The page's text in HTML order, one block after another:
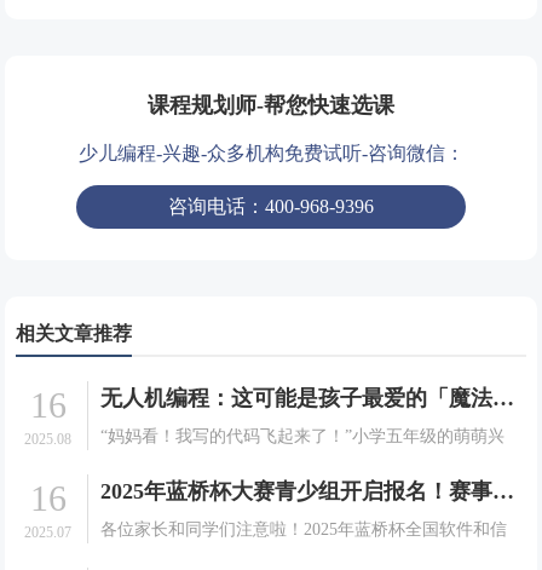
课程规划师-帮您快速选课
少儿编程-兴趣-众多机构免费试听-咨询微信：
咨询电话：400-968-9396
相关文章推荐
16
2025.08
无人机编程：这可能是孩子最爱的「魔法课」！
“妈妈看！我写的代码飞起来了！”小学五年级的萌萌兴
成就感的光芒。这不是科幻电影中的场景，而是发生在
学习变.
16
2025.07
2025年蓝桥杯大赛青少组开启报名！赛事详情及注册指南请查收
各位家长和同学们注意啦！2025年蓝桥杯全国软件和信